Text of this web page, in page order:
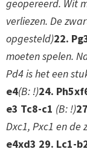
geopereerd. Wit
verliezen. De
opgesteld)22.
moeten spelen.
Pd4 is het een
e4(B: !)24.
e3 Tc8-c1 (B: !)
Dxc1, Pxc1 en
e4xd3 29. Lc1-